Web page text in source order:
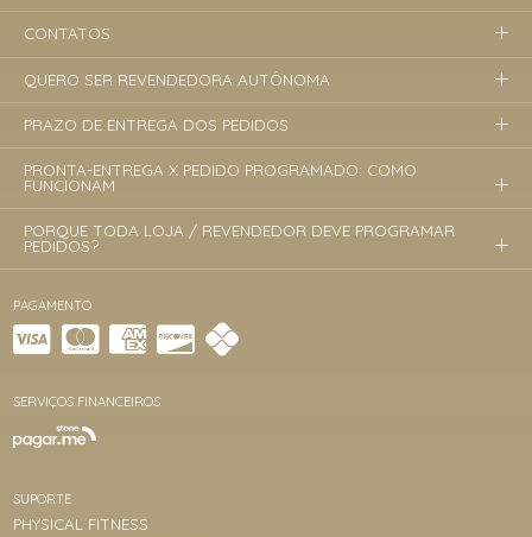
PAGAMENTO
SERVIÇOS FINANCEIROS
SUPORTE
PHYSICAL FITNESS
CONTATOS
QUERO SER REVENDEDORA AUTÔNOMA
PRAZO DE ENTREGA DOS PEDIDOS
PRONTA-ENTREGA X PEDIDO PROGRAMADO: COMO
FUNCIONAM
PORQUE TODA LOJA / REVENDEDOR DEVE PROGRAMAR
PEDIDOS?